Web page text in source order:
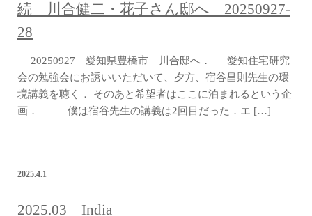
続 川合健二・花子さん邸へ 20250927-
28
20250927 愛知県豊橋市 川合邸へ． 愛知住宅研究
会の勉強会にお誘いいただいて、夕方、宿谷昌則先生の環
境講義を聴く． そのあと希望者はここに泊まれるという企
画． 僕は宿谷先生の講義は2回目だった．エ […]
2025.4.1
2025.03 India